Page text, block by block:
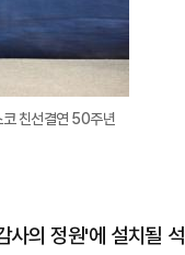
코 친선결연 50주년
사의 정원'에 설치될 석